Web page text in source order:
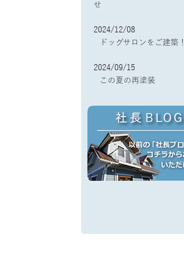
せ
2024/12/08
ドッグサロンをご建築！
2024/09/15
この夏の再塗装